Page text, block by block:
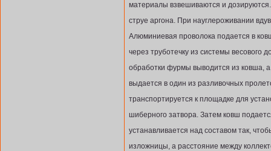
материалы взвешиваются и
струе аргона. При науглероживании
Алюминиевая проволока подается в
через труботечку из системы весового
обработки фурмы выводится из ковша,
выдается в один из разливочных
транспортируется к площадке для
шиберного затвора. Затем ковш
устанавливается над составом так,
изложницы, а расстояние между